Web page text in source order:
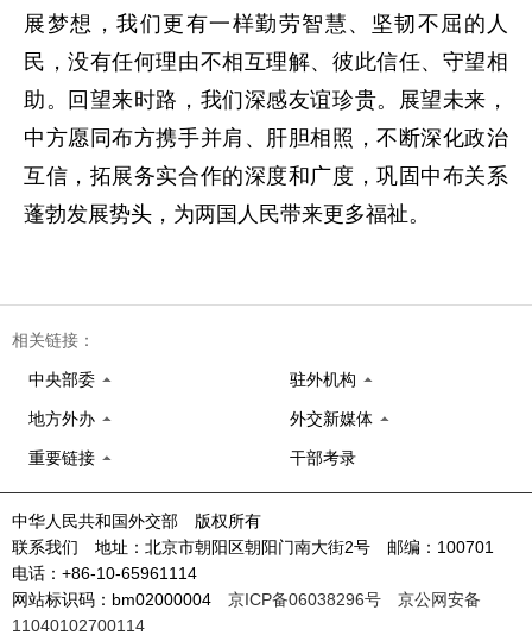
展梦想，我们更有一样勤劳智慧、坚韧不屈的人
民，没有任何理由不相互理解、彼此信任、守望相
助。回望来时路，我们深感友谊珍贵。展望未来，
中方愿同布方携手并肩、肝胆相照，不断深化政治
互信，拓展务实合作的深度和广度，巩固中布关系
蓬勃发展势头，为两国人民带来更多福祉。
相关链接：
中央部委 驻外机构
地方外办 外交新媒体
重要链接 干部考录
中华人民共和国外交部 版权所有
联系我们 地址：北京市朝阳区朝阳门南大街2号 邮编：100701
电话：+86-10-65961114
网站标识码：bm02000004 京ICP备06038296号
京公网安备
11040102700114